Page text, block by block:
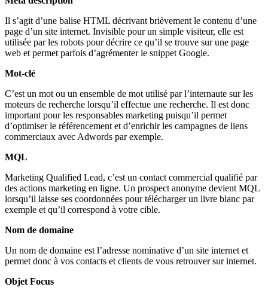
Il s’agit d’une balise HTML décrivant brièvement le contenu d’une
page d’un site internet. Invisible pour un simple visiteur, elle est
utilisée par les robots pour décrire ce qu’il se trouve sur une page
web et permet parfois d’agrémenter le snippet Google.
Mot-clé
C’est un mot ou un ensemble de mot utilisé par l’internaute sur les
moteurs de recherche lorsqu’il effectue une recherche. Il est donc
important pour les responsables marketing puisqu’il permet
d’optimiser le référencement et d’enrichir les campagnes de liens
commerciaux avec Adwords par exemple.
MQL
Marketing Qualified Lead, c’est un contact commercial qualifié par
des actions marketing en ligne. Un prospect anonyme devient MQL
lorsqu’il laisse ses coordonnées pour télécharger un livre blanc par
exemple et qu’il correspond à votre cible.
Nom de domaine
Un nom de domaine est l’adresse nominative d’un site internet et
permet donc à vos contacts et clients de vous retrouver sur internet.
Objet Focus